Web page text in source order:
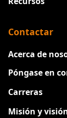
Contactar
Acerca de
Póngase en
Carreras
Misión y